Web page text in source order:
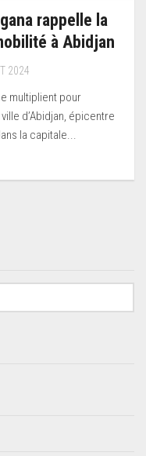
rappelle la
à Abidjan
2024
multiplient pour
d’Abidjan, épicentre
la capitale...